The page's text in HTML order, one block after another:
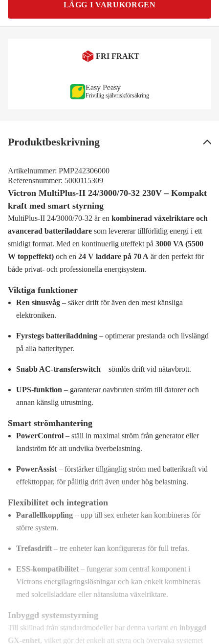
LÄGG I VARUKORGEN
FRI FRAKT
Easy Peasy
Frivillig självriskförsäkring
Produktbeskrivning
Artikelnummer: PMP242306000
Referensnummer: 5000115309
Victron MultiPlus-II 24/3000/70-32 230V – Kompakt
kraft med smart styrning
MultiPlus-II 24/3000/70-32 är en kombinerad växelriktare och
avancerad batteriladdare som levererar tillförlitlig energi i ett
smidigt format. Med en kontinuerlig uteffekt på 3000 VA (5500
W toppeffekt) och en 24 V laddare på 70 A är den perfekt för
både privat- och professionella energisystem.
Viktiga funktioner
Ren sinusvåg – säker drift för även den mest känsliga
elektroniken.
Fyrstegs batteriladdning – optimerar prestanda och livslängd
på alla batterityper.
Snabb AC-transferswitch – sömlös drift vid nätavbrott.
UPS-funktion – garanterar oavbruten ström till datorer och
annan känslig utrustning.
Smart strömhantering
PowerControl – ställ in maximal ström från generator eller
landström för att undvika överbelastning.
PowerAssist – förstärker tillgänglig ström med batterikraft vid
effekttoppar, för pålitlig drift även under hög belastning.
Flexibilitet och integration
Parallellkoppling – upp till sex enheter kan kombineras för
större system.
Trefasdrift – tre enheter kan konfigureras för full trefas.
ESS-kompatibilitet – fungerar som central komponent i
Victrons energilagringslösningar och kan enkelt kombineras
med solcellsladdare eller nätanslutna växelriktare.
Inbyggd systemstyrning
Till skillnad från standardmodeller har denna variant en inbyggd
GX-enhet, vilket gör det enkelt att styra och övervaka systemet